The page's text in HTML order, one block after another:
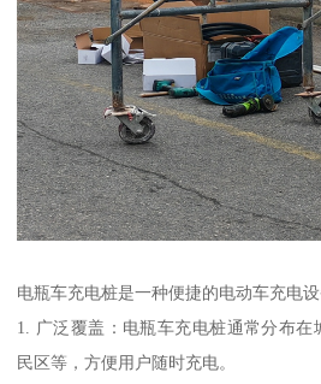
电瓶车充电桩是一种便捷的电动车充电
1. 广泛覆盖：电瓶车充电桩通常分布
民区等，方便用户随时充电。